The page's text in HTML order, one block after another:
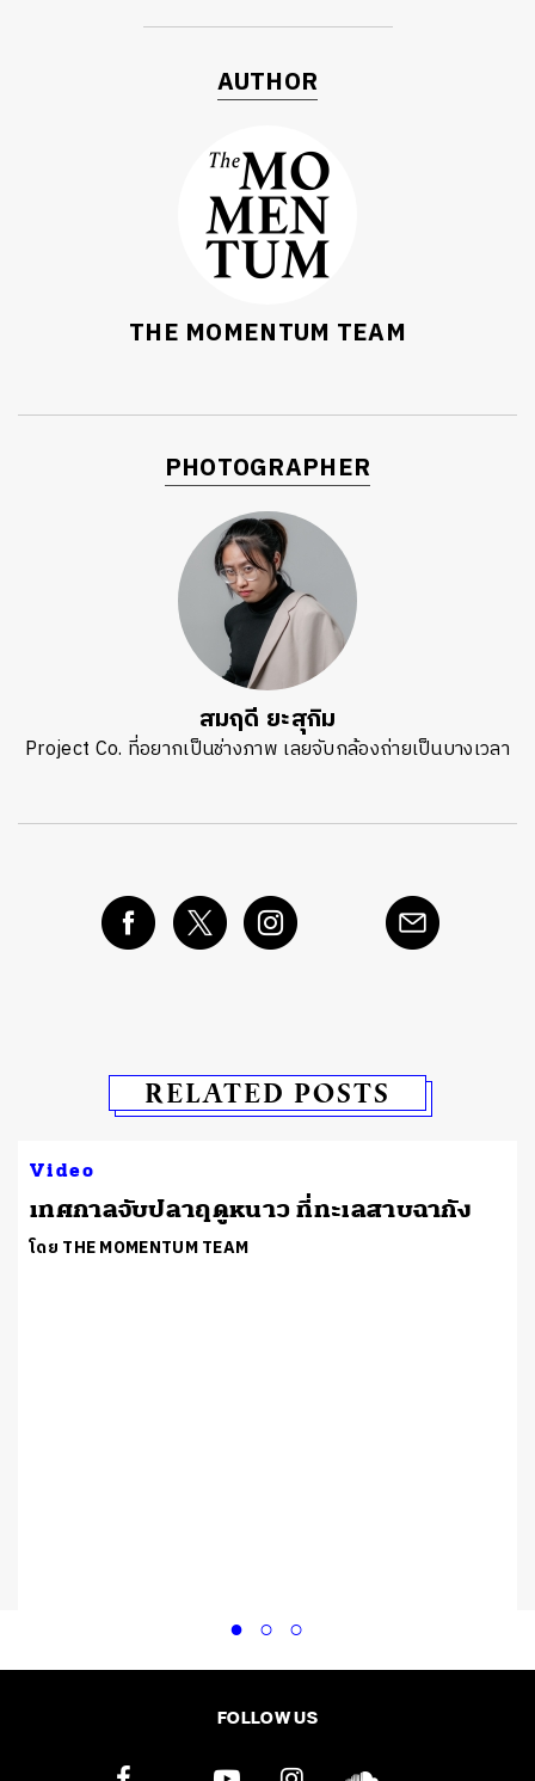
AUTHOR
THE MOMENTUM TEAM
PHOTOGRAPHER
สมฤดี ยะสุกิม
Project Co. ที่อยากเป็นช่างภาพ เลยจับกล้องถ่ายเป็นบางเวลา
RELATED POSTS
Video
เทศกาลจับปลาฤดูหนาว ที่ทะเลสาบฉากัง
โดย THE MOMENTUM TEAM
FOLLOW US